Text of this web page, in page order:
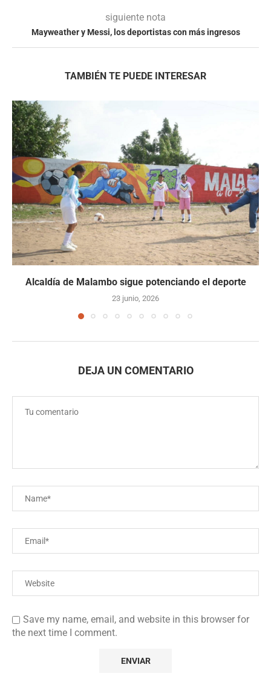
siguiente nota
Mayweather y Messi, los deportistas con más ingresos
TAMBIÉN TE PUEDE INTERESAR
Alcaldía de Malambo sigue potenciando el deporte
23 junio, 2026
DEJA UN COMENTARIO
Save my name, email, and website in this browser for
the next time I comment.